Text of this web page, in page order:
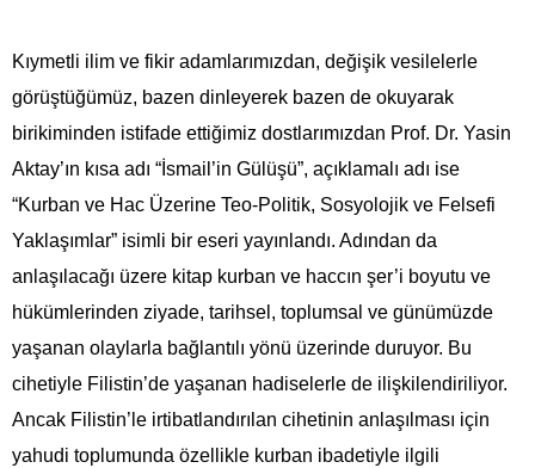
Kıymetli ilim ve fikir adamlarımızdan, değişik vesilelerle
görüştüğümüz, bazen dinleyerek bazen de okuyarak
birikiminden istifade ettiğimiz dostlarımızdan Prof. Dr. Yasin
Aktay’ın kısa adı “İsmail’in Gülüşü”, açıklamalı adı ise
“Kurban ve Hac Üzerine Teo-Politik, Sosyolojik ve Felsefi
Yaklaşımlar” isimli bir eseri yayınlandı. Adından da
anlaşılacağı üzere kitap kurban ve haccın şer’i boyutu ve
hükümlerinden ziyade, tarihsel, toplumsal ve günümüzde
yaşanan olaylarla bağlantılı yönü üzerinde duruyor. Bu
cihetiyle Filistin’de yaşanan hadiselerle de ilişkilendiriliyor.
Ancak Filistin’le irtibatlandırılan cihetinin anlaşılması için
yahudi toplumunda özellikle kurban ibadetiyle ilgili